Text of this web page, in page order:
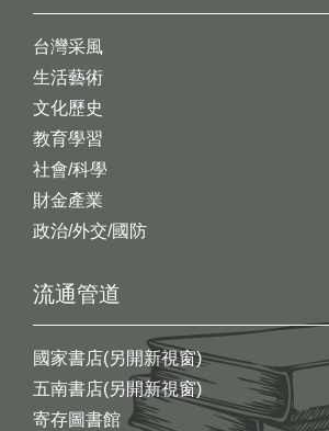
台灣采風
生活藝術
文化歷史
教育學習
社會/科學
財金產業
政治/外交/國防
流通管道
國家書店(另開新視窗)
五南書店(另開新視窗)
寄存圖書館